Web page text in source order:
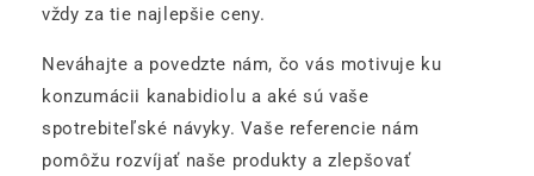
vždy za tie najlepšie ceny.
Neváhajte a povedzte nám, čo vás motivuje ku
konzumácii kanabidiolu a aké sú vaše
spotrebiteľské návyky. Vaše referencie nám
pomôžu rozvíjať naše produkty a zlepšovať